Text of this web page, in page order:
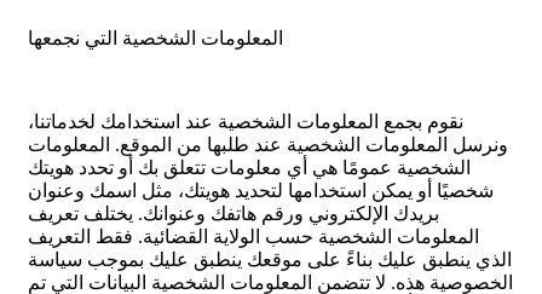
المعلومات الشخصية التي نجمعها
نقوم بجمع المعلومات الشخصية عند استخدامك لخدماتنا،
ونرسل المعلومات الشخصية عند طلبها من الموقع. المعلومات
الشخصية عمومًا هي أي معلومات تتعلق بك أو تحدد هويتك
شخصيًا أو يمكن استخدامها لتحديد هويتك، مثل اسمك وعنوان
بريدك الإلكتروني ورقم هاتفك وعنوانك. يختلف تعريف
المعلومات الشخصية حسب الولاية القضائية. فقط التعريف
الذي ينطبق عليك بناءً على موقعك ينطبق عليك بموجب سياسة
الخصوصية هذه. لا تتضمن المعلومات الشخصية البيانات التي تم